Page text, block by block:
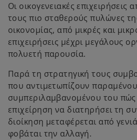
Οι οικογενειακές επιχειρήσεις
τους πιο σταθερούς πυλώνες
οικονομίας, από μικρές και
επιχειρήσεις μέχρι μεγάλους
πολυετή παρουσία.
Παρά τη στρατηγική τους
που αντιμετωπίζουν
συμπεριλαμβανομένου του πώς
επιχείρηση να διατηρήσει τη
διοίκηση μεταφέρεται από
φοβάται την αλλαγή.